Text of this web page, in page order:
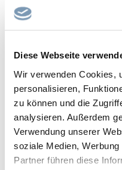
Diese Webseite
Wir verwenden Cookies,
personalisieren,
zu können und die
analysieren. Außerdem
Verwendung unserer
soziale Medien,
Partner führen diese
E-Mailadresse*
Telefonnummer*